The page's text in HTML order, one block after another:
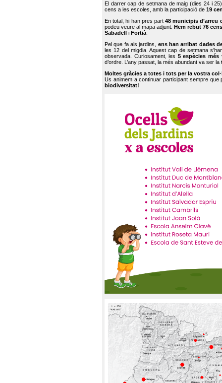
El darrer cap de setmana de maig (dies 24 i
cens a les escoles, amb la participació de 19
En total, hi han pres part48 municipis d’arreu
podeu veure al mapa adjunt. Hem rebut 76
Sabadell
i Fortià.
Pel que fa als jardins, ens han arribat dades
les 12 del migdia. Aquest cap de setmana
observada. Curiosament, les 5 espècies més
d’ordre. L’any passat, la més abundant va ser la
Moltes gràcies a totes i tots per la vostra
Us animem a continuar participant sempre que
biodiversitat!